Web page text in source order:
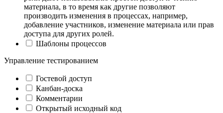
материала, в то время как другие позволяют
производить изменения в процессах, например,
добавление участников, изменение материала или прав
доступа для других ролей.
Шаблоны процессов
Управление тестированием
Гостевой доступ
Канбан-доска
Комментарии
Открытый исходный код